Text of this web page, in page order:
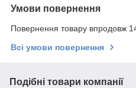
Умови повернення
Повернення товару впродовж
Всі умови повернення
Подібні товари компанії